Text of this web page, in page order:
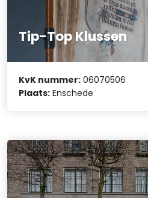
Tip-Top Klussen
KvK nummer: 06070506
Plaats: Enschede